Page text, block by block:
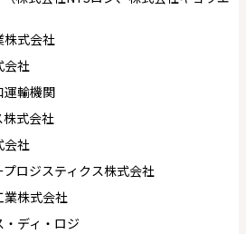
株式会社
会社
運輸機関
式会社
会社
ロジスティクス株式会社
株式会社
ディ・ロジ